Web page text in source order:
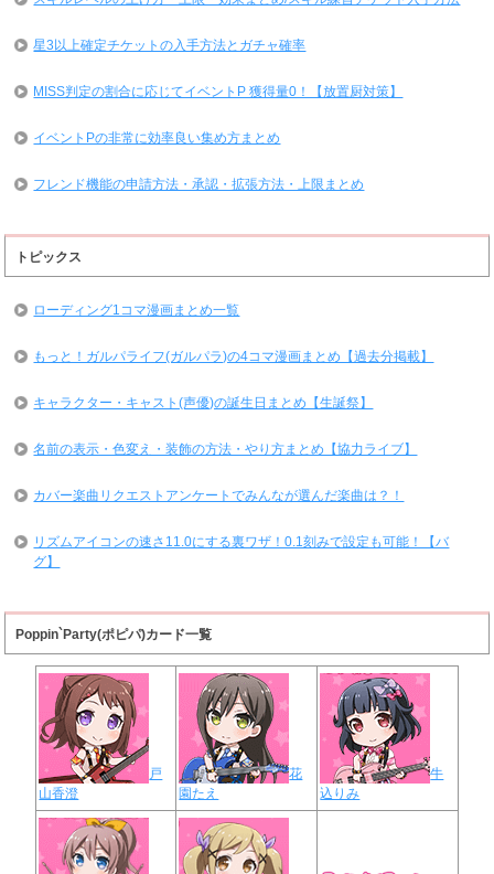
星3以上確定チケットの入手方法とガチャ確率
MISS判定の割合に応じてイベントP 獲得量0！【放置厨対策】
イベントPの非常に効率良い集め方まとめ
フレンド機能の申請方法・承認・拡張方法・上限まとめ
トピックス
ローディング1コマ漫画まとめ一覧
もっと！ガルパライフ(ガルパラ)の4コマ漫画まとめ【過去分掲載】
キャラクター・キャスト(声優)の誕生日まとめ【生誕祭】
名前の表示・色変え・装飾の方法・やり方まとめ【協力ライブ】
カバー楽曲リクエストアンケートでみんなが選んだ楽曲は？！
リズムアイコンの速さ11.0にする裏ワザ！0.1刻みで設定も可能！【バ
グ】
Poppin`Party(ポピパ)カード一覧
戸
山香澄
花
園たえ
牛
込りみ